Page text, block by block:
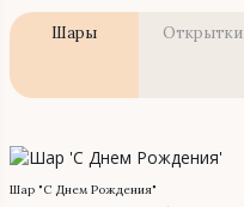
Шары Открытки
Шар "С Днем Рождения"